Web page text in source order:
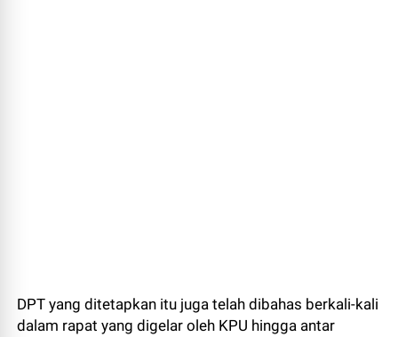
DPT yang ditetapkan itu juga telah dibahas berkali-kali
dalam rapat yang digelar oleh KPU hingga antar